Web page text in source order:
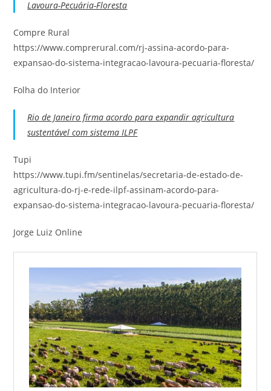
Lavoura-Pecuária-Floresta
Compre Rural
https://www.comprerural.com/rj-assina-acordo-para-
expansao-do-sistema-integracao-lavoura-pecuaria-floresta/
Folha do Interior
Rio de Janeiro firma acordo para expandir agricultura
sustentável com sistema ILPF
Tupi
https://www.tupi.fm/sentinelas/secretaria-de-estado-de-
agricultura-do-rj-e-rede-ilpf-assinam-acordo-para-
expansao-do-sistema-integracao-lavoura-pecuaria-floresta/
Jorge Luiz Online